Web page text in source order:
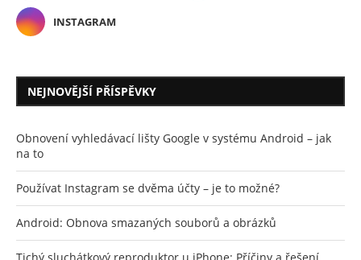
INSTAGRAM
NEJNOVĚJŠÍ PŘÍSPĚVKY
Obnovení vyhledávací lišty Google v systému Android – jak
na to
Používat Instagram se dvěma účty – je to možné?
Android: Obnova smazaných souborů a obrázků
Tichý sluchátkový reproduktor u iPhone: Příčiny a řešení